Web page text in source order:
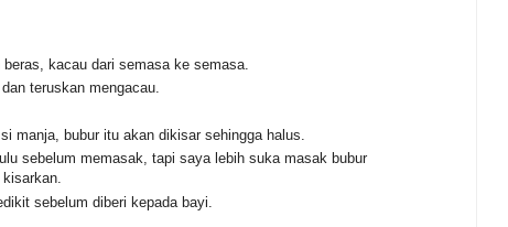
beras, kacau dari semasa ke semasa.
teruskan mengacau.
manja, bubur itu akan dikisar sehingga halus.
sebelum memasak, tapi saya lebih suka masak bubur
sebelum diberi kepada bayi.